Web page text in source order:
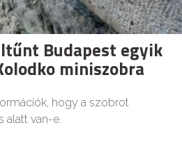
Budapest egyik
miniszobra
hogy a szobrot
alatt van-e.